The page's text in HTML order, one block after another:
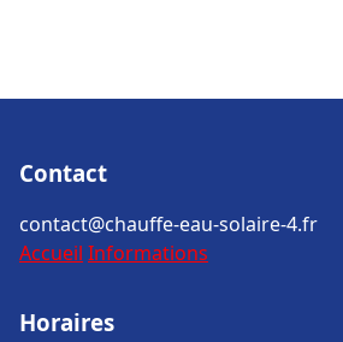
Contact
contact@chauffe-eau-solaire-4.fr
Accueil Informations
Horaires